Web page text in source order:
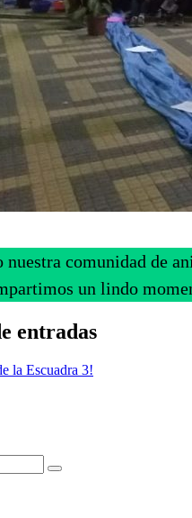
nuestra comunidad de
un lindo
entradas
la Escuadra 3!